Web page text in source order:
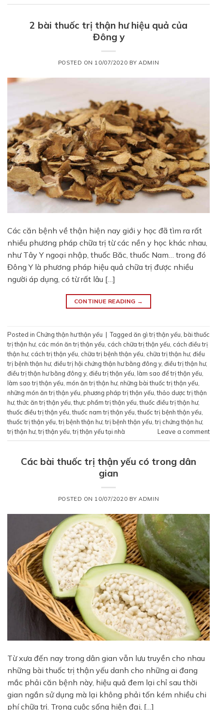
2 bài thuốc trị thận hư hiệu quả của
Đông y
POSTED ON 10/07/2020 BYADMIN
Các căn bệnh về thận hiện nay giới y học đã tìm ra rất
nhiều phương pháp chữa trị từ các nền y học khác nhau,
như Tây Y ngoại nhập, thuốc Băc, thuốc Nam… trong đó
Đông Y là phương pháp hiệu quả chữa trị được nhiều
người áp dụng, có từ rất lâu […]
CONTINUE READING →
Posted in Chứng thận hư thận yếu | Tagged ăn gì trị thận yếu, bài thuốc
trị thận hư, các món ăn trị thận yếu, cách chữa trị thận yếu, cách điều trị
thận hư, cách trị thận yếu, chữa trị bệnh thận yếu, chữa trị thận hư, điều
trị bệnh thận hư, điều trị hội chứng thận hư bằng đông y, điều trị thận hư,
điều trị thận hư bằng đông y, điều trị thận yếu, làm sao để trị thận yếu,
làm sao trị thận yếu, món ăn trị thận hư, những bài thuốc trị thận yếu,
những món ăn trị thận yếu, phương pháp trị thận yếu,thảo dược trị thận
hư,thức ăn trị thận yếu,thực phẩm trị thận yếu,thuốc điều trị thận hư,
thuốc điều trị thận yếu,thuốc nam trị thận yếu,thuốc trị bệnh thận yếu,
thuốc trị thận yếu,trị bệnh thận hư,trị bệnh thận yếu,trị chứng thận hư,
trị thận hư,trị thận yếu,trị thận yếu tại nhà Leave a comment
Các bài thuốc trị thận yếu có trong dân
gian
POSTED ON 10/07/2020 BYADMIN
Từ xưa đến nay trong dân gian vẫn lưu truyền cho nhau
những bài thuốc trị thận yếu danh cho những ai đang
mắc phải căn bệnh này, hiệu quả đem lại chỉ sau thời
gian ngắn sử dụng mà lại không phải tốn kém nhiều chi
phí chữa trị. Trong cuộc sống hiện đại, […]